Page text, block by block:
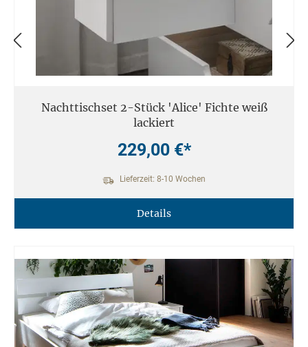
Nachttischset 2-Stück 'Alice' Fichte weiß
lackiert
229,00 €*
Lieferzeit: 8-10 Wochen
Details